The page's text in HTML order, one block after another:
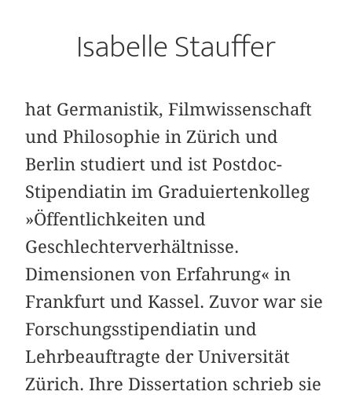
Isabelle Stauffer
hat Germanistik, Filmwissenschaft
und Philosophie in Zürich und
Berlin studiert und ist Postdoc-
Stipendiatin im Graduiertenkolleg
»Öffentlichkeiten und
Geschlechterverhältnisse.
Dimensionen von Erfahrung« in
Frankfurt und Kassel. Zuvor war sie
Forschungsstipendiatin und
Lehrbeauftragte der Universität
Zürich. Ihre Dissertation schrieb sie